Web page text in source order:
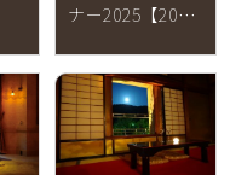
ナー2025【2025
日終了】